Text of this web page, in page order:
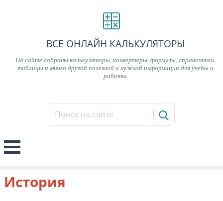
ВСЕ ОНЛАЙН КАЛЬКУЛЯТОРЫ
На сайте собраны калькуляторы, конвертеры, формулы, справочники,
таблицы и много другой полезной и нужной информации для учёбы и
работы.
История